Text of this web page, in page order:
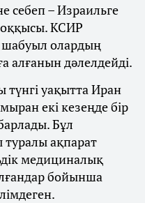
себеп – Израильге
КСИР
шабуыл олардың
алғанын дәлелдейді.
уақытта Иран
екі кезеңде бір
Бұл
ақпарат
медициналық
бойынша